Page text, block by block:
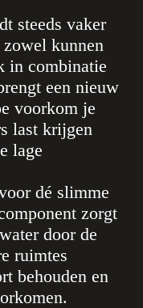
steeds vaker
kunnen
in combinatie
een nieuw
voorkom je
last krijgen
lage
dé slimme
zorgt
door de
ruimtes
behouden en